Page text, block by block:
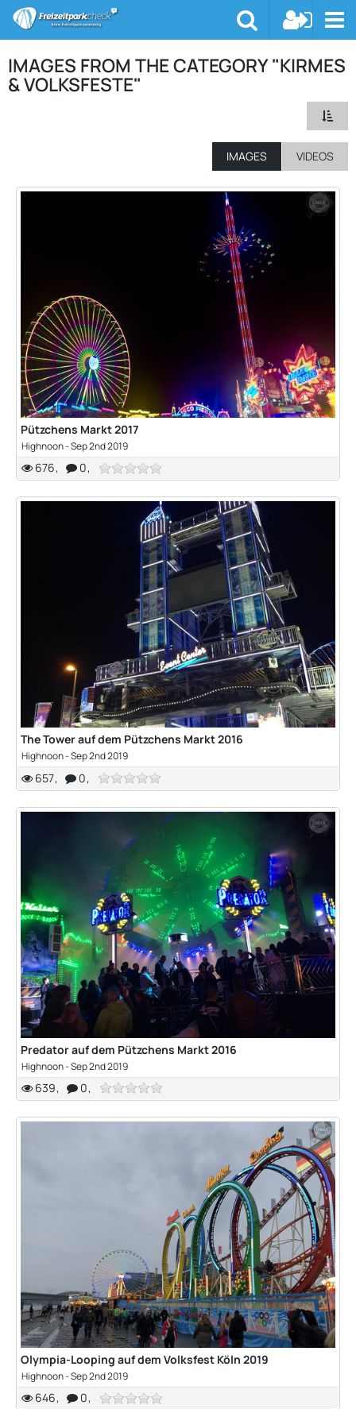
IMAGES FROM THE CATEGORY "KIRMES
& VOLKSFESTE"
IMAGES VIDEOS
Pützchens Markt 2017
Highnoon-Sep 2nd 2019
676 0
The Tower auf dem Pützchens Markt 2016
Highnoon-Sep 2nd 2019
657 0
Predator auf dem Pützchens Markt 2016
Highnoon-Sep 2nd 2019
639 0
Olympia-Looping auf dem Volksfest Köln 2019
Highnoon-Sep 2nd 2019
646 0